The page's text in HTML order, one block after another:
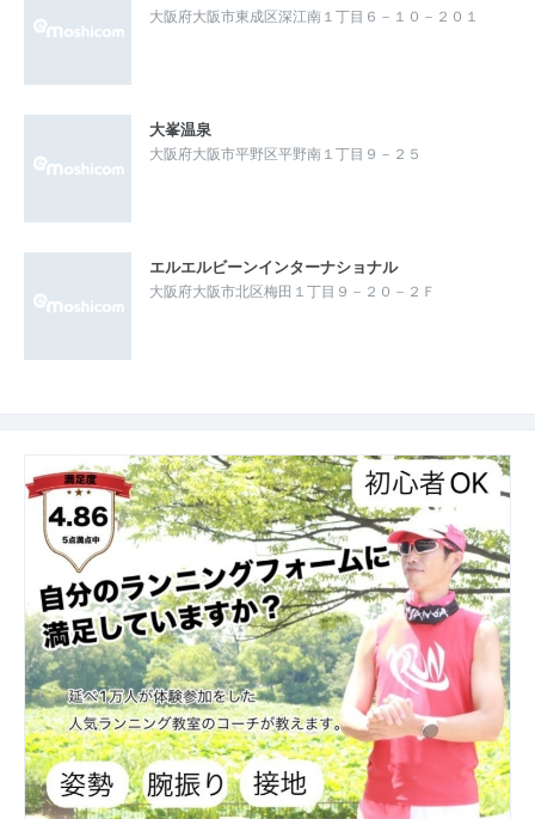
大阪府大阪市東成区深江南１丁目６－１０－２０１
大峯温泉
大阪府大阪市平野区平野南１丁目９－２５
エルエルビーンインターナショナル
大阪府大阪市北区梅田１丁目９－２０－２Ｆ